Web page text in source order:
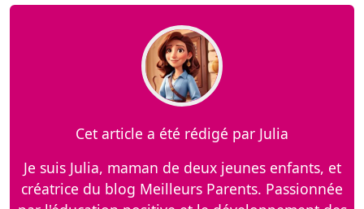
Cet article a été rédigé par Julia
Je suis Julia, maman de deux jeunes enfants, et
créatrice du blog Meilleurs Parents. Passionnée